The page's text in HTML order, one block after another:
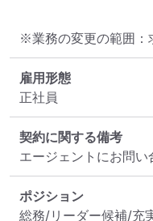
※業務の変更の範囲：
雇用形態
正社員
契約に関する備考
エージェントにお問い
ポジション
総務/リーダー候補/充